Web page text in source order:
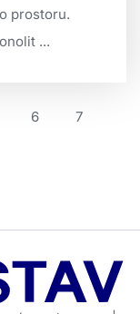
prostoru.
...
6 7